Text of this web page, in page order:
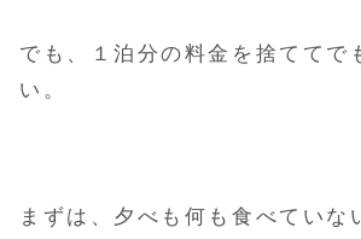
でも、１泊分の料金を捨ててで
い。
まずは、夕べも何も食べていな